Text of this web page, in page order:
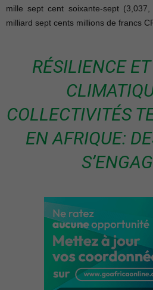
mille sept cent soixante-sept
milliard sept cents millions de francs
RÉSILIENCE
COLLECTIVITÉS
EN AFRIQUE: